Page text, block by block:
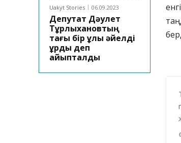
Uakyt Stories 06.09.2023
Депутат Дәулет
Тұрлыхановтың
тағы бір ұлы әйелді
ұрды деп
айыпталды